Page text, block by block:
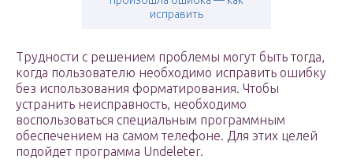
исправить
Трудности с решением проблемы могут быть тогда,
когда пользователю необходимо исправить ошибку
без использования форматирования. Чтобы
устранить неисправность, необходимо
воспользоваться специальным программным
обеспечением на самом телефоне. Для этих целей
подойдет программа Undeleter.